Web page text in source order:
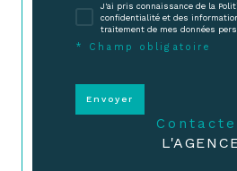
J'ai pris connaissance de la
confidentialité et des
traitement de mes données
* Champ obligatoire
Envoyer